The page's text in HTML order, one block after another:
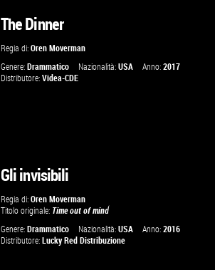
The Dinner
Regia di:Oren Moverman
Genere:Drammatico Nazionalità:USA Anno:2017
Distributore:Videa-CDE
Gli invisibili
Regia di:Oren Moverman
Titolo originale: Time out of mind
Genere:Drammatico Nazionalità:USA Anno:2016
Distributore:Lucky Red Distribuzione